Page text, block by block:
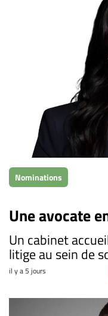
Nominations
Une avocate
​Un cabinet
litige au sein de
il y a 5 jours